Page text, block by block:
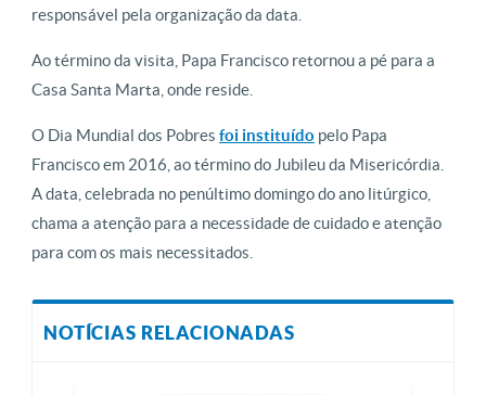
responsável pela organização da data.
Ao término da visita, Papa Francisco retornou a pé para a
Casa Santa Marta, onde reside.
O Dia Mundial dos Pobres foi instituído pelo Papa
Francisco em 2016, ao término do Jubileu da Misericórdia.
A data, celebrada no penúltimo domingo do ano litúrgico,
chama a atenção para a necessidade de cuidado e atenção
para com os mais necessitados.
NOTÍCIAS RELACIONADAS